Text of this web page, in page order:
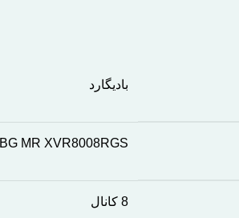
بادیگارد
BG MR XVR8008RGS
8 کانال